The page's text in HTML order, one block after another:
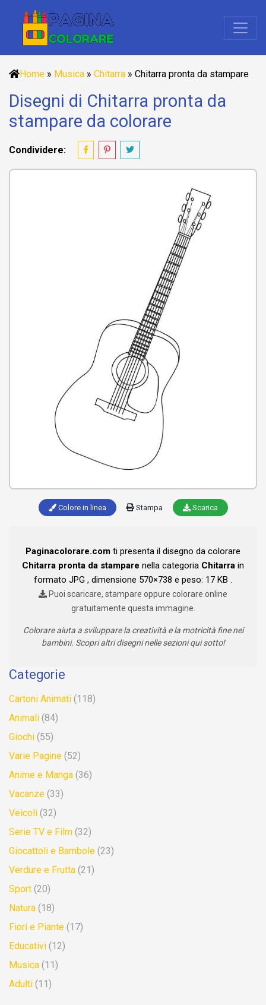
Home » Musica » Chitarra » Chitarra pronta da stampare
Disegni di Chitarra pronta da
stampare da colorare
Condividere:
Colore in linea Stampa Scarica
Paginacolorare.com ti presenta il disegno da colorare
Chitarra pronta da stampare nella categoria Chitarra in
formato JPG , dimensione 570×738 e peso: 17 KB .
Puoi scaricare, stampare oppure colorare online
gratuitamente questa immagine.
Colorare aiuta a sviluppare la creatività e la motricità fine nei
bambini. Scopri altri disegni nelle sezioni qui sotto!
Categorie
Cartoni Animati (118)
Animali (84)
Giochi (55)
Varie Pagine (52)
Anime e Manga (36)
Vacanze (33)
Veicoli (32)
Serie TV e Film (32)
Giocattoli e Bambole (23)
Verdure e Frutta (21)
Sport (20)
Natura (18)
Fiori e Piante (17)
Educativi (12)
Musica (11)
Adulti (11)